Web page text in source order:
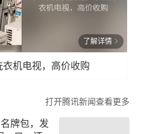
了解详情
机电视，高价收购
打开腾讯新闻查看更多
牌包，发